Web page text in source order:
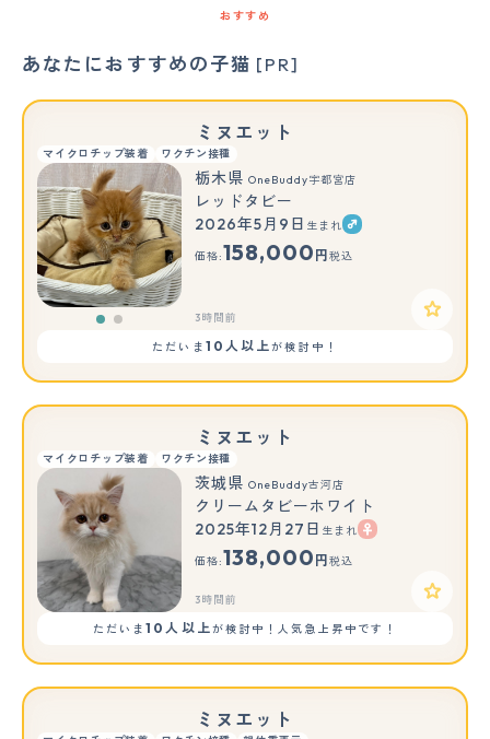
おすすめ
あなたにおすすめの子猫 [PR]
ミヌエット
マイクロチップ装着 ワクチン接種
もっと見る
栃木県 OneBuddy宇都宮店
レッドタビー
2026年5月9日 生まれ
価格:158,000 円税込
3時間前
ただいま 10人以上が検討中！
ミヌエット
マイクロチップ装着 ワクチン接種
茨城県 OneBuddy古河店
クリームタビーホワイト
2025年12月27日 生まれ
価格:138,000 円税込
3時間前
ただいま10人以上が検討中！人気急上昇中です！
ミヌエット